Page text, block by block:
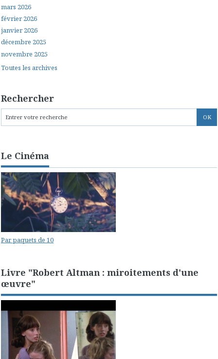
mars 2026
février 2026
janvier 2026
décembre 2025
novembre 2025
Toutes les archives
Rechercher
Le Cinéma
Par paquets de 10
Livre "Robert Altman : miroitements d'une
œuvre"